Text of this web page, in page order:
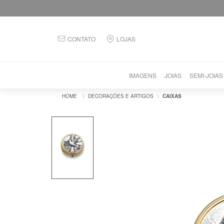
CONTATO LOJAS
IMAGENS JOIAS SEMI-JOIAS
DECORAÇÕES E ARTIGOS CAIXAS